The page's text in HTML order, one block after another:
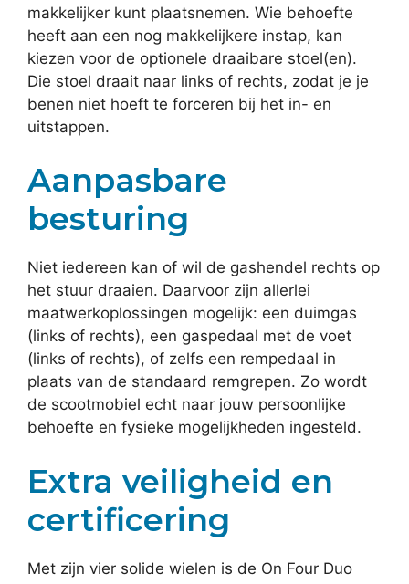
makkelijker kunt plaatsnemen. Wie behoefte
heeft aan een nog makkelijkere instap, kan
kiezen voor de optionele draaibare stoel(en).
Die stoel draait naar links of rechts, zodat je je
benen niet hoeft te forceren bij het in- en
uitstappen.
Aanpasbare
besturing
Niet iedereen kan of wil de gashendel rechts op
het stuur draaien. Daarvoor zijn allerlei
maatwerkoplossingen mogelijk: een duimgas
(links of rechts), een gaspedaal met de voet
(links of rechts), of zelfs een rempedaal in
plaats van de standaard remgrepen. Zo wordt
de scootmobiel echt naar jouw persoonlijke
behoefte en fysieke mogelijkheden ingesteld.
Extra veiligheid en
certificering
Met zijn vier solide wielen is de On Four Duo